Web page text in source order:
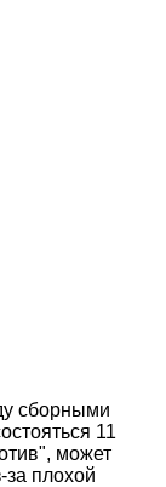
сборными
11
может
за плохой